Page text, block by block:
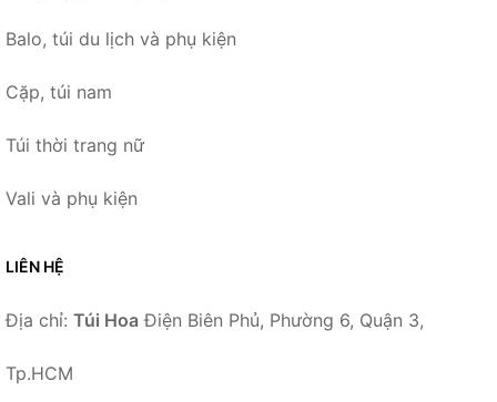
Balo, túi du lịch và phụ kiện
Cặp, túi nam
Túi thời trang nữ
Vali và phụ kiện
LIÊN HỆ
Địa chỉ: Túi Hoa Điện Biên Phủ, Phường 6, Quận 3,
Tp.HCM